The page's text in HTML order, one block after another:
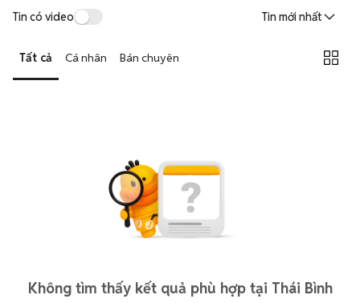
Tin có video Tin mới nhất
Tất cả Cá nhân Bán chuyên
Không tìm thấy kết quả phù hợp tại Thái Bình